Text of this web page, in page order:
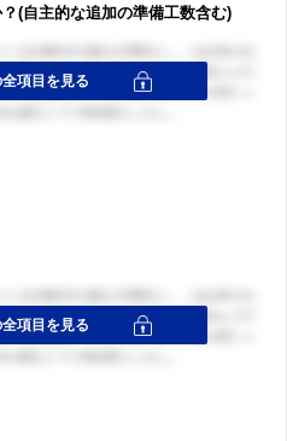
(自主的な追加の準備工数含む)